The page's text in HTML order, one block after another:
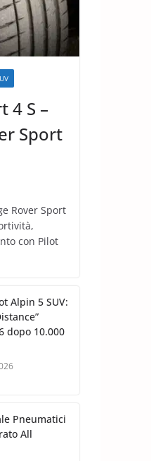
4 S –
Sport
Rover Sport
con Pilot
Alpin 5 SUV:
dopo 10.000
Pneumatici
All